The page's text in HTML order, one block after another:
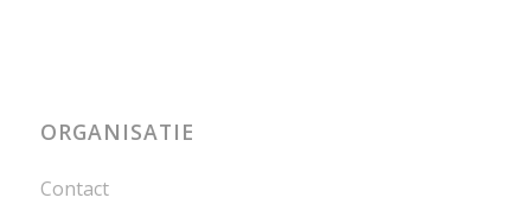
ORGANISATIE
Contact